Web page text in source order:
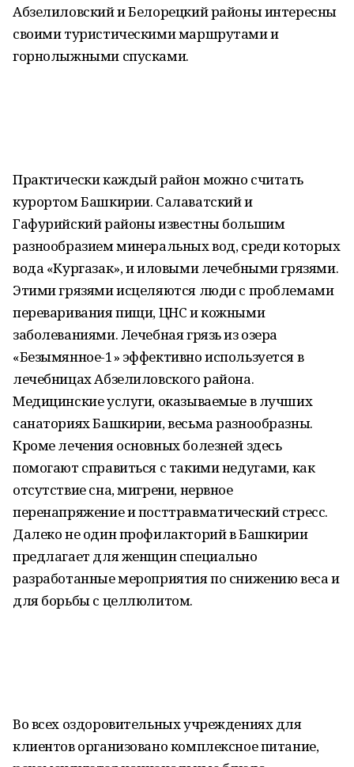
Абзелиловский и Белорецкий районы интересны
своими туристическими маршрутами и
горнолыжными спусками.
Практически каждый район можно считать
курортом Башкирии. Салаватский и
Гафурийский районы известны большим
разнообразием минеральных вод, среди которых
вода «Кургазак», и иловыми лечебными грязями.
Этими грязями исцеляются люди с проблемами
переваривания пищи, ЦНС и кожными
заболеваниями. Лечебная грязь из озера
«Безымянное-1» эффективно используется в
лечебницах Абзелиловского района.
Медицинские услуги, оказываемые в лучших
санаториях Башкирии, весьма разнообразны.
Кроме лечения основных болезней здесь
помогают справиться с такими недугами, как
отсутствие сна, мигрени, нервное
перенапряжение и посттравматический стресс.
Далеко не один профилакторий в Башкирии
предлагает для женщин специально
разработанные мероприятия по снижению веса и
для борьбы с целлюлитом.
Во всех оздоровительных учреждениях для
клиентов организовано комплексное питание,